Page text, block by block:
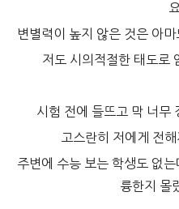
변별력이 높지 않은 것은 아
저도 시의적절한 태도로
시험 전에 들뜨고 막 너무
고스란히 저에게 전
주변에 수능 보는 학생도 없
륭한지 몰